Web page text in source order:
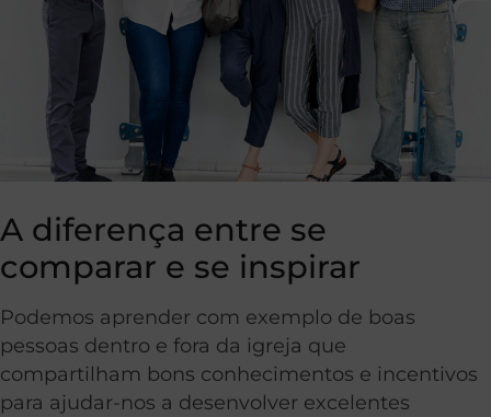
A diferença entre se
comparar e se inspirar
Podemos aprender com exemplo de boas
pessoas dentro e fora da igreja que
compartilham bons conhecimentos e incentivos
para ajudar-nos a desenvolver excelentes